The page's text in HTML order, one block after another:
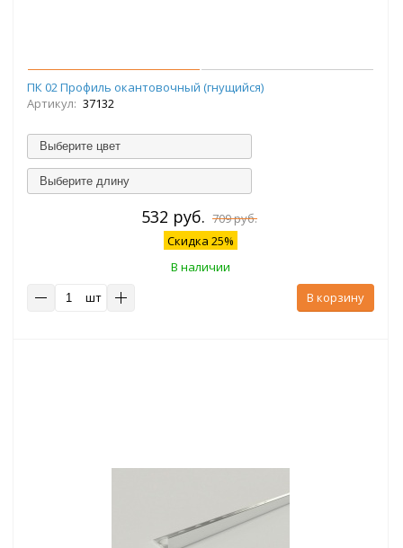
ПК 02 Профиль окантовочный (гнущийся)
Артикул: 37132
Выберите цвет
Выберите длину
532 руб. 709 руб.
Скидка 25%
В наличии
шт
В корзину